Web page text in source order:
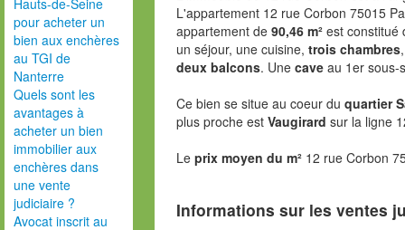
Hauts-de-Seine
pour acheter un
bien aux enchères
au TGI de
Nanterre
Quels sont les
avantages à
acheter un bien
immobilier aux
enchères dans
une vente
judiciaire ?
Avocat inscrit au
L'appartement 12 rue Corbon 75015
appartement de 90,46 m² est constitué
un séjour, une cuisine, trois chambres
deux balcons. Une caveau 1er sous-
Ce bien se situe au coeur du quartier
plus proche est Vaugirard sur la ligne
Le prix moyen du m² 12 rue Corbon
Informations sur les ventes